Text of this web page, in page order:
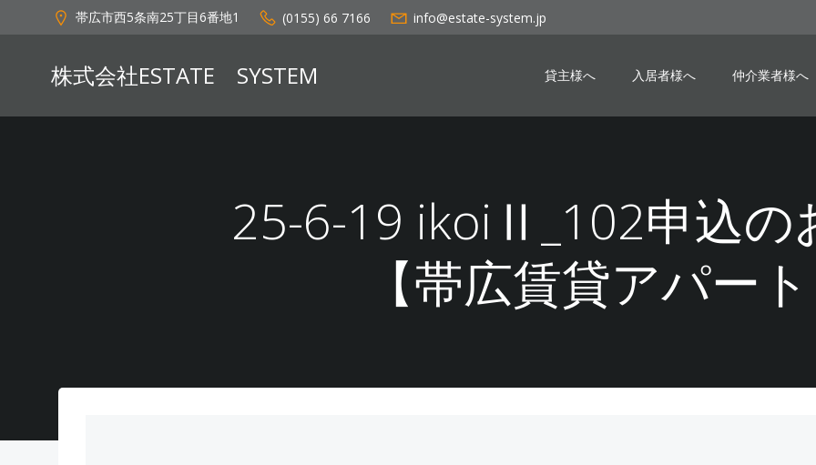
ン
へ
帯広市西5条南25丁目6番地1 (0155) 66 7166 info@estate-system.jp
株式会社ESTATE SYSTEM 貸主様へ 入居者様へ 仲介業者様へ
25-6-19 ikoiⅡ_102申込の
【帯広賃貸アパー